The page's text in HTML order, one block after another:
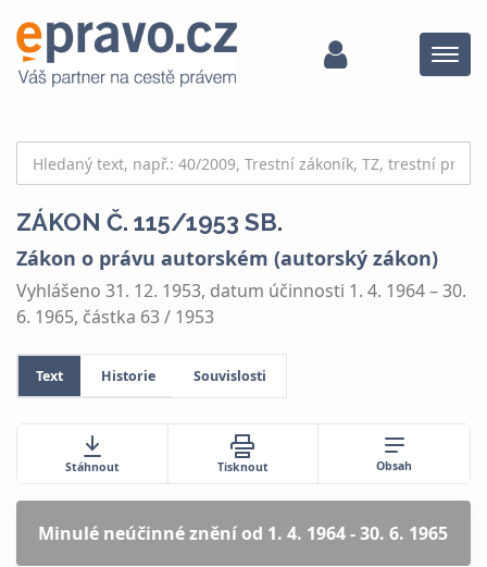
Menu
ZÁKON Č. 115/1953 SB.
Zákon o právu autorském (autorský zákon)
Vyhlášeno 31. 12. 1953, datum účinnosti 1. 4. 1964 – 30.
6. 1965, částka 63 / 1953
Text Historie Souvislosti
Stáhnout Tisknout Obsah
Minulé neúčinné zněníod 1. 4. 1964 - 30. 6. 1965